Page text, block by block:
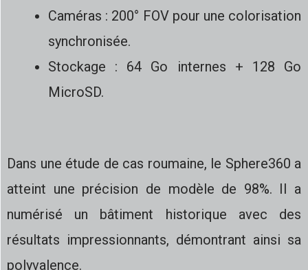
Caméras : 200° FOV pour une colorisation
synchronisée.
Stockage : 64 Go internes + 128 Go
MicroSD.
Dans une étude de cas roumaine, le Sphere360 a
atteint une précision de modèle de 98%. Il a
numérisé un bâtiment historique avec des
résultats impressionnants, démontrant ainsi sa
polyvalence.